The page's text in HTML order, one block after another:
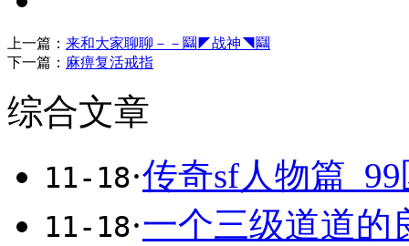
上一篇： 来和大家聊聊－－圝◤战神◥圝
下一篇： 麻痹复活戒指
综合文章
11-18·传奇sf人物篇
11-18·一个三级道道的